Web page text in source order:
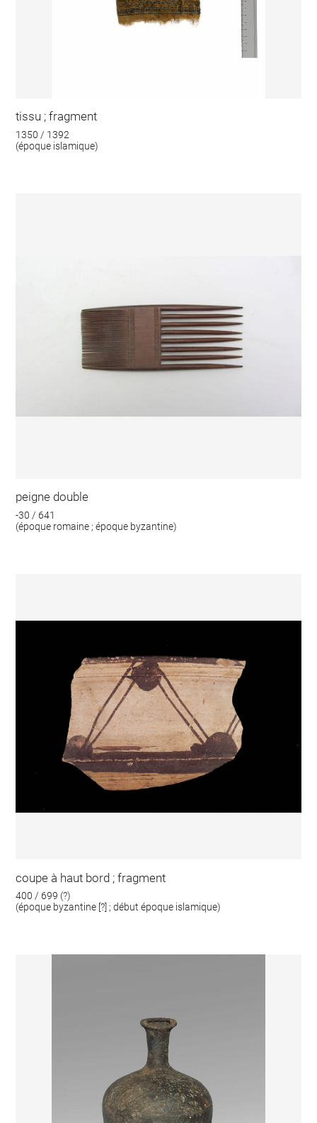
tissu ; fragment
1350 / 1392
(époque islamique)
peigne double
-30 / 641
(époque romaine ; époque byzantine)
coupe à haut bord ; fragment
400 / 699 (?)
(époque byzantine [?] ; début époque islamique)